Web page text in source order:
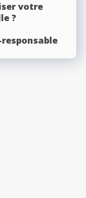
votre
?